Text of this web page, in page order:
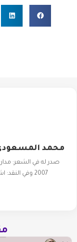
محمد
صدر له في الشعر:
2007 وفي النقد: اشتعال الذات: سمات التصوير الصوفي في…